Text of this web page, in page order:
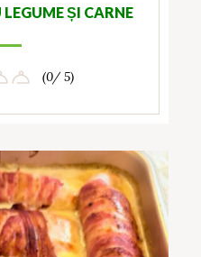
ȘI CARNE
(0/ 5)